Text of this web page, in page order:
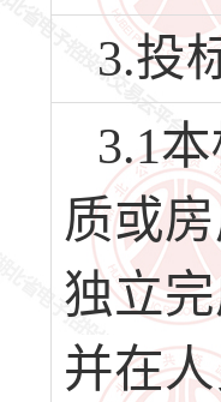
3.投
3.1
质或
独立
并在